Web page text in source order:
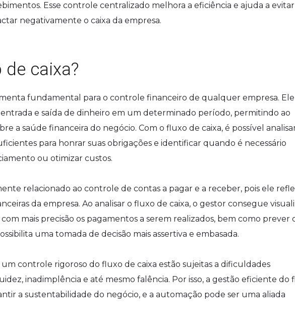
Esse controle centralizado melhora a eficiência e ajuda a evitar
negativamente o caixa da empresa.
de caixa?
fundamental para o controle financeiro de qualquer empresa. Ele
e saída de dinheiro em um determinado período, permitindo ao
a saúde financeira do negócio. Com o fluxo de caixa, é possível
para honrar suas obrigações e identificar quando é necessário
ou otimizar custos.
relacionado ao controle de contas a pagar e a receber, pois ele
da empresa. Ao analisar o fluxo de caixa, o gestor consegue
mais precisão os pagamentos a serem realizados, bem como prever
uma tomada de decisão mais assertiva e embasada.
controle rigoroso do fluxo de caixa estão sujeitas a dificuldades
inadimplência e até mesmo falência. Por isso, a gestão eficiente do
a sustentabilidade do negócio, e a automação pode ser uma aliada